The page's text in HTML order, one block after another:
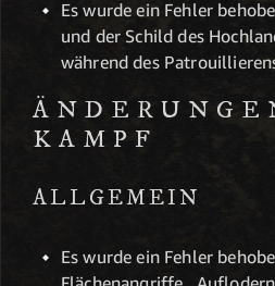
Es wurde ein Fehler
und der Schild des
während des
KAMPF
ALLGEMEIN
Es wurde ein Fehler